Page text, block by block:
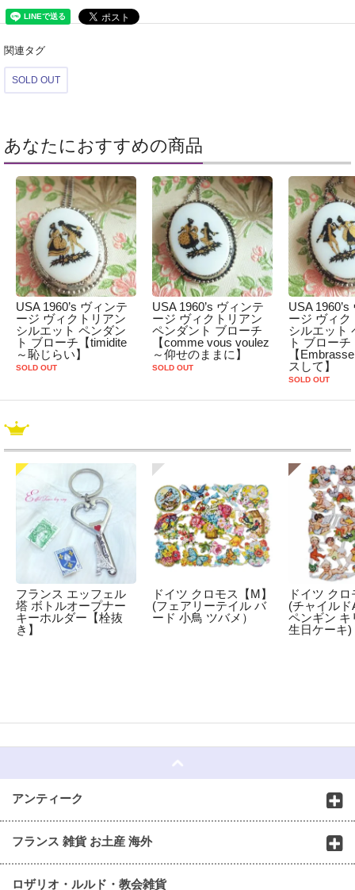
関連タグ
SOLD OUT
あなたにおすすめの商品
USA 1960’s ヴィンテ
ージ ヴィクトリアン
シルエット ペンダン
ト ブローチ【timidite
～恥じらい】
SOLD OUT
USA 1960’s ヴィンテ
ージ ヴィクトリアン
ペンダント ブローチ
【comme vous voulez
～仰せのままに】
SOLD OUT
USA
ージ ヴィク
シルエット
ト ブローチ
【
スして】
SOLD OUT
フランス エッフェル
塔 ボトルオープナー
キーホルダー【栓抜
き】
ドイツ クロモス【M】
(フェアリーテイル バ
ード 小鳥 ツバメ）
ドイツ ク
(チャイルド
ペンギン キ
生日ケーキ)
アンティーク
フランス 雑貨 お土産 海外
ロザリオ・ルルド・教会雑貨